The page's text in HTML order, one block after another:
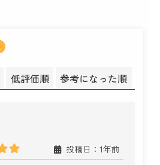
低評価順 参考になった順
投稿日：1年前